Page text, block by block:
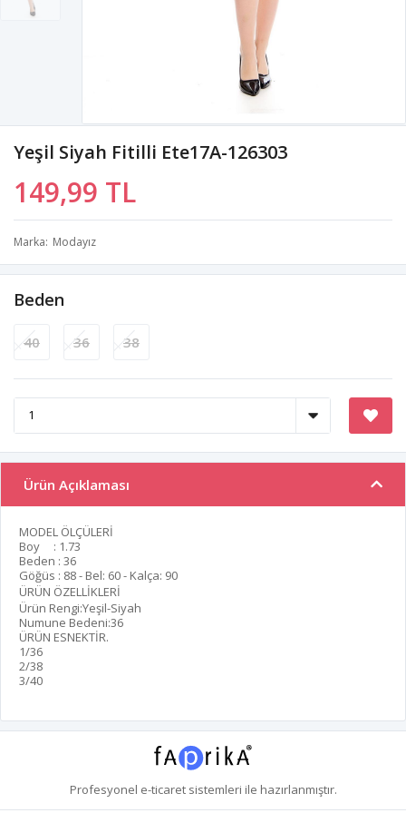
Yeşil Siyah Fitilli Ete17A-126303
149,99 TL
Marka Modayız
Beden
40 36 38
Ürün Açıklaması
MODEL ÖLÇÜLERİ
Boy : 1.73
Beden : 36
Göğüs : 88 - Bel: 60 - Kalça: 90
ÜRÜN ÖZELLİKLERİ
Ürün Rengi:Yeşil-Siyah
Numune Bedeni:36
ÜRÜN ESNEKTİR.
1/36
2/38
3/40
Profesyonel e-ticaretsistemleri ile hazırlanmıştır.